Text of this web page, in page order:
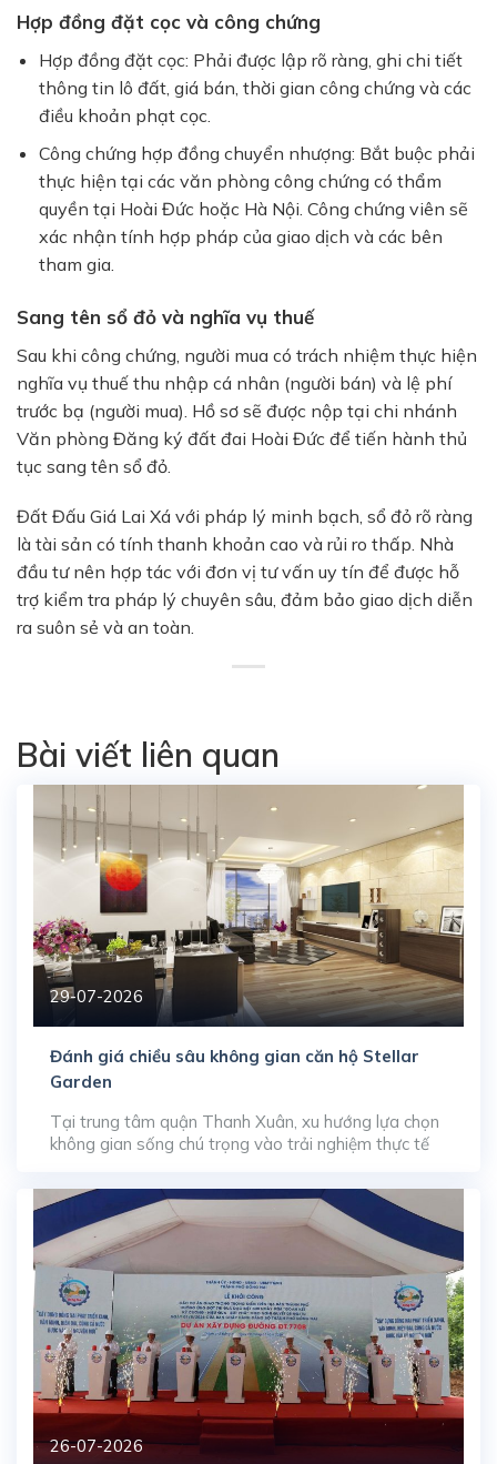
Hợp đồng đặt cọc và công chứng
Hợp đồng đặt cọc: Phải được lập rõ ràng, ghi chi tiết
thông tin lô đất, giá bán, thời gian công chứng và các
điều khoản phạt cọc.
Công chứng hợp đồng chuyển nhượng: Bắt buộc phải
thực hiện tại các văn phòng công chứng có thẩm
quyền tại Hoài Đức hoặc Hà Nội. Công chứng viên sẽ
xác nhận tính hợp pháp của giao dịch và các bên
tham gia.
Sang tên sổ đỏ và nghĩa vụ thuế
Sau khi công chứng, người mua có trách nhiệm thực hiện
nghĩa vụ thuế thu nhập cá nhân (người bán) và lệ phí
trước bạ (người mua). Hồ sơ sẽ được nộp tại chi nhánh
Văn phòng Đăng ký đất đai Hoài Đức để tiến hành thủ
tục sang tên sổ đỏ.
Đất Đấu Giá Lai Xá với pháp lý minh bạch, sổ đỏ rõ ràng
là tài sản có tính thanh khoản cao và rủi ro thấp. Nhà
đầu tư nên hợp tác với đơn vị tư vấn uy tín để được hỗ
trợ kiểm tra pháp lý chuyên sâu, đảm bảo giao dịch diễn
ra suôn sẻ và an toàn.
Bài viết liên quan
29-07-2026
Đánh giá chiều sâu không gian căn hộ Stellar
Garden
Tại trung tâm quận Thanh Xuân, xu hướng lựa chọn
không gian sống chú trọng vào trải nghiệm thực tế
diện tích lớn. Dự án Stellar Garden (35 Lê Văn
Thiêm) thu hút lượng lớn sự quan tâm trên thị
trường chuyển nhượng nhờ […]
26-07-2026